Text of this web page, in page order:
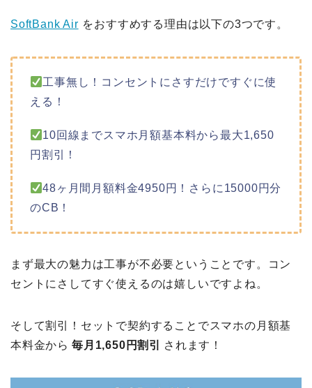
SoftBank Air をおすすめする理由は以下の3つです。
工事無し！コンセントにさすだけですぐに使
える！
10回線までスマホ月額基本料から最大1,650
円割引！
48ヶ月間月額料金4950円！さらに15000円分
のCB！
まず最大の魅力は工事が不必要ということです。コン
セントにさしてすぐ使えるのは嬉しいですよね。
そして割引！セットで契約することでスマホの月額基
本料金から 毎月1,650円割引 されます！